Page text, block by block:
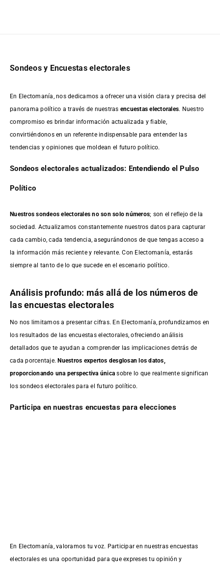
Sondeos y Encuestas electorales
En Electomanía, nos dedicamos a ofrecer una visión clara y precisa del
panorama político a través de nuestras encuestas electorales. Nuestro
compromiso es brindar información actualizada y fiable,
convirtiéndonos en un referente indispensable para entender las
tendencias y opiniones que moldean el futuro político.
Sondeos electorales actualizados: Entendiendo el Pulso
Político
Nuestros sondeos electorales no son solo números; son el reflejo de la
sociedad. Actualizamos constantemente nuestros datos para capturar
cada cambio, cada tendencia, asegurándonos de que tengas acceso a
la información más reciente y relevante. Con Electomanía, estarás
siempre al tanto de lo que sucede en el escenario político.
Análisis profundo: más allá de los números de
las encuestas electorales
No nos limitamos a presentar cifras. En Electomanía, profundizamos en
los resultados de las encuestas electorales, ofreciendo análisis
detallados que te ayudan a comprender las implicaciones detrás de
cada porcentaje.Nuestros expertos desglosan los datos,
proporcionando una perspectiva única sobre lo que realmente significan
los sondeos electorales para el futuro político.
Participa en nuestras encuestas para elecciones
En Electomanía, valoramos tu voz. Participar en nuestras encuestas
electorales es una oportunidad para que expreses tu opinión y